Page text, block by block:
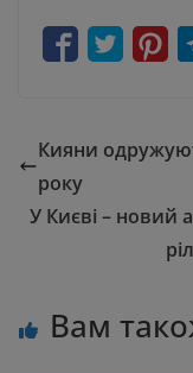
Кияни
року
У Києві – новий
Вам